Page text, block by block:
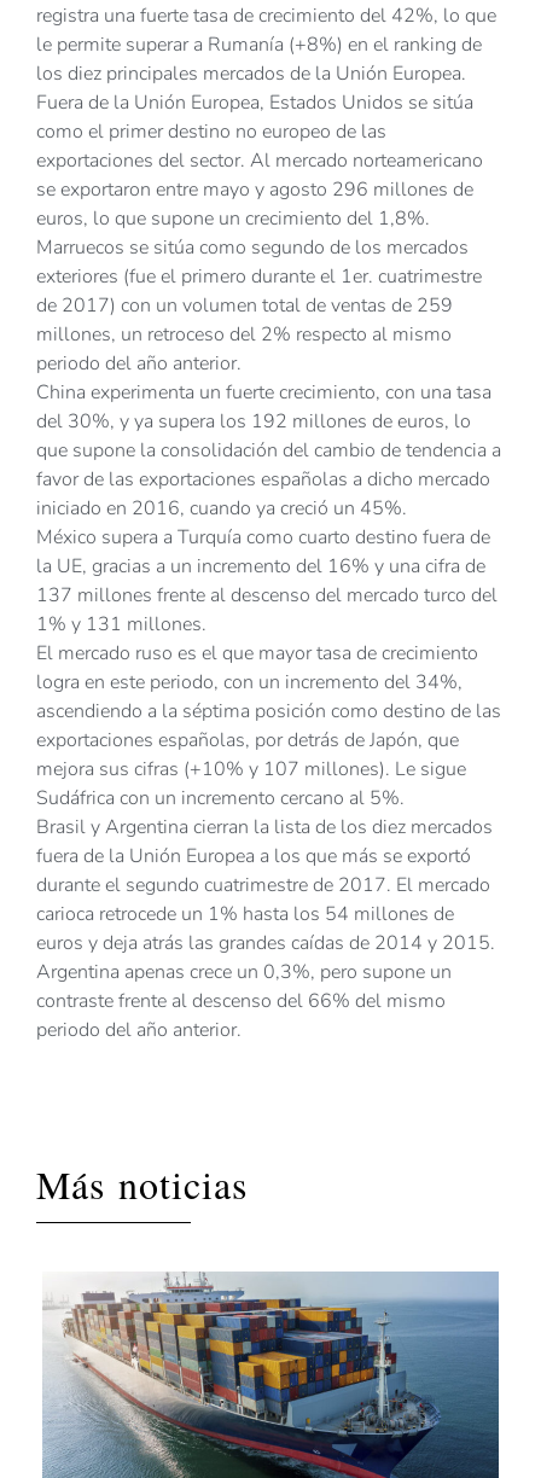
registra una fuerte tasa de crecimiento del 42%, lo que
le permite superar a Rumanía (+8%) en el ranking de
los diez principales mercados de la Unión Europea.
Fuera de la Unión Europea, Estados Unidos se sitúa
como el primer destino no europeo de las
exportaciones del sector. Al mercado norteamericano
se exportaron entre mayo y agosto 296 millones de
euros, lo que supone un crecimiento del 1,8%.
Marruecos se sitúa como segundo de los mercados
exteriores (fue el primero durante el 1er. cuatrimestre
de 2017) con un volumen total de ventas de 259
millones, un retroceso del 2% respecto al mismo
periodo del año anterior.
China experimenta un fuerte crecimiento, con una tasa
del 30%, y ya supera los 192 millones de euros, lo
que supone la consolidación del cambio de tendencia a
favor de las exportaciones españolas a dicho mercado
iniciado en 2016, cuando ya creció un 45%.
México supera a Turquía como cuarto destino fuera de
la UE, gracias a un incremento del 16% y una cifra de
137 millones frente al descenso del mercado turco del
1% y 131 millones.
El mercado ruso es el que mayor tasa de crecimiento
logra en este periodo, con un incremento del 34%,
ascendiendo a la séptima posición como destino de las
exportaciones españolas, por detrás de Japón, que
mejora sus cifras (+10% y 107 millones). Le sigue
Sudáfrica con un incremento cercano al 5%.
Brasil y Argentina cierran la lista de los diez mercados
fuera de la Unión Europea a los que más se exportó
durante el segundo cuatrimestre de 2017. El mercado
carioca retrocede un 1% hasta los 54 millones de
euros y deja atrás las grandes caídas de 2014 y 2015.
Argentina apenas crece un 0,3%, pero supone un
contraste frente al descenso del 66% del mismo
periodo del año anterior.
Más noticias